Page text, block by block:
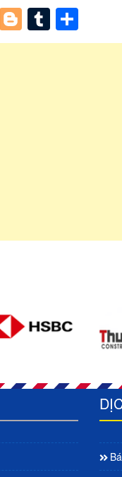
Pinterest
Blogger
Tumblr